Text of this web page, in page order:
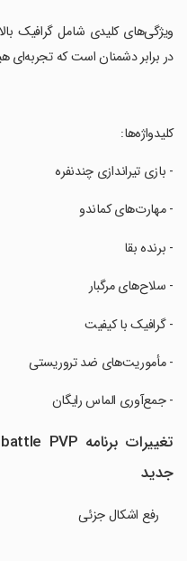
‏ویژگی‌های کلیدی شامل گرافیک
در برابر دشمنان است که تجربه‌ای
‏کلیدواژه‌ها:
‏- بازی تیراندازی چندنفره
‏- مهارت‌های کماندو
‏- برنده بقا
‏- سلاح‌های مرگبار
‏- گرافیک با کیفیت
‏- مأموریت‌های ضد تروریستی
‏- جمع‌آوری الماس رایگان
جدید
رفع اشکال جزئی